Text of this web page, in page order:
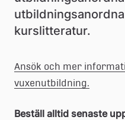
u
n
kurslitteratur.
Ansök och mer
vuxenutbildning.
Beställ alltid senaste